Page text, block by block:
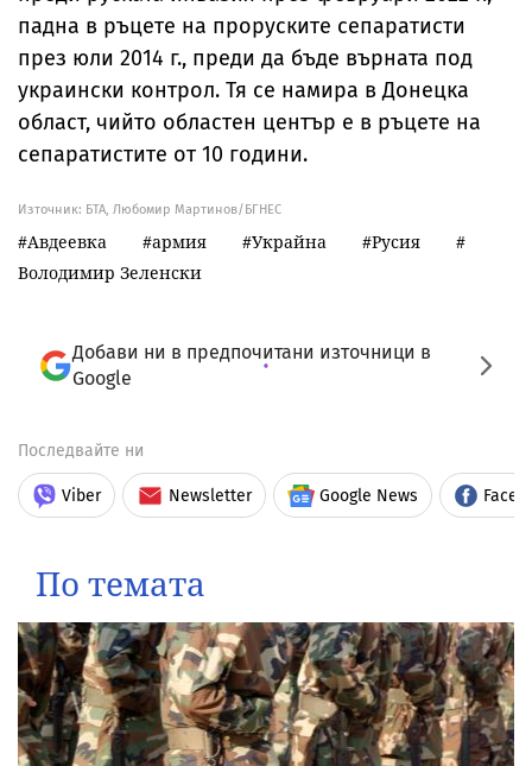
падна в ръцете на проруските сепаратисти
през юли 2014 г., преди да бъде върната под
украински контрол. Тя се намира в Донецка
област, чийто областен център е в ръцете на
сепаратистите от 10 години.
Източник: БТА, Любомир Мартинов/БГНЕС
Авдеевка армия Украйна
Русия
Володимир Зеленски
Добави ни в предпочитани източници в
Google
Последвайте ни
Viber Newsletter Google News
По темата